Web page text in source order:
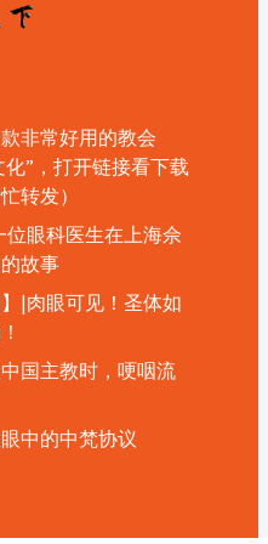
款非常好用的教会
化”，打开链接看下载
转发）
位眼科医生在上海佘
故事
】|肉眼可见！圣体如
国主教时，哽咽流
中的中梵协议